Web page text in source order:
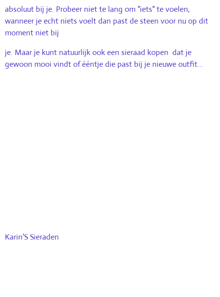
absoluut bij je. Probeer niet te lang om "iets" te voelen,
wanneer je echt niets voelt dan past de steen voor nu op dit
moment niet bij
je. Maar je kunt natuurlijk ook een sieraad kopen dat je
gewoon mooi vindt of ééntje die past bij je nieuwe outfit...
Karin'S Sieraden